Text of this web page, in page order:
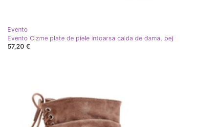
Evento
Evento Cizme plate de piele intoarsa calda de dama, bej
57,20 €